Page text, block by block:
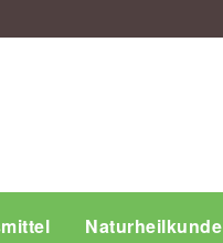
Naturheilkunde